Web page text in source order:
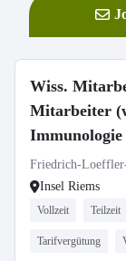
Wiss.
Mitarbeiter
Immunologie
Friedrich-
Insel Riems
Vollzeit Teilzeit
Tarifvergütung